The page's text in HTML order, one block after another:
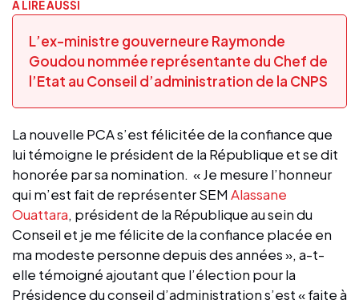
A LIRE AUSSI
L’ex-ministre gouverneure Raymonde
Goudou nommée représentante du Chef de
l’Etat au Conseil d’administration de la CNPS
La nouvelle PCA s’est félicitée de la confiance que
lui témoigne le président de la République et se dit
honorée par sa nomination. « Je mesure l’honneur
qui m’est fait de représenter SEM Alassane
Ouattara, président de la République au sein du
Conseil et je me félicite de la confiance placée en
ma modeste personne depuis des années », a-t-
elle témoigné ajoutant que l’élection pour la
Présidence du conseil d’administration s’est « faite à